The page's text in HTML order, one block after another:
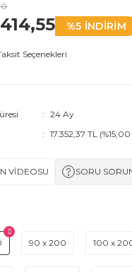
%5 İNDİRİM
Seçenekleri
24 Ay
17.352,37 TL
VİDEOSU SORU
90 x 200 100 x